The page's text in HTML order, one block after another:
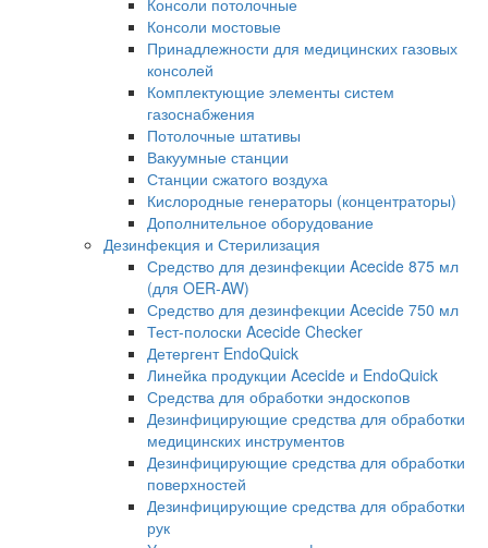
Консоли потолочные
Консоли мостовые
Принадлежности для медицинских газовых
консолей
Комплектующие элементы систем
газоснабжения
Потолочные штативы
Вакуумные станции
Станции сжатого воздуха
Кислородные генераторы (концентраторы)
Дополнительное оборудование
Дезинфекция и Стерилизация
Средство для дезинфекции Acecide 875 мл
(для OER-AW)
Средство для дезинфекции Acecide 750 мл
Тест-полоски Acecide Checker
Детергент EndoQuick
Линейка продукции Acecide и EndoQuick
Средства для обработки эндоскопов
Дезинфицирующие средства для обработки
медицинских инструментов
Дезинфицирующие средства для обработки
поверхностей
Дезинфицирующие средства для обработки
рук